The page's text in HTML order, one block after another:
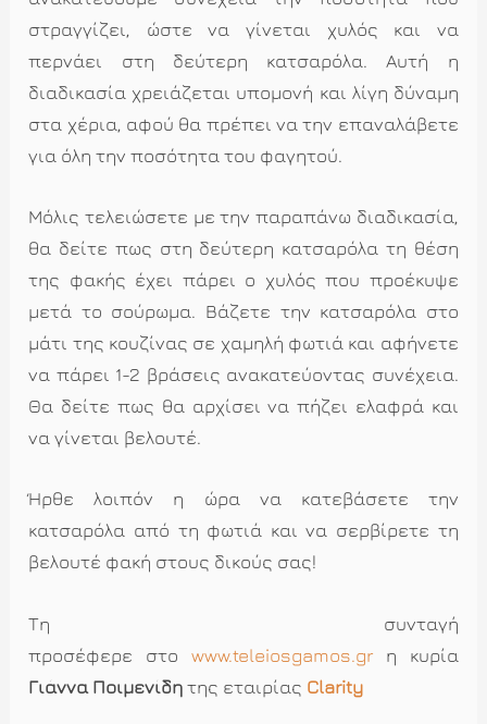
στραγγίζει, ώστε να γίνεται χυλός και να
περνάει στη δεύτερη κατσαρόλα. Αυτή η
διαδικασία χρειάζεται υπομονή και λίγη δύναμη
στα χέρια, αφού θα πρέπει να την επαναλάβετε
για όλη την ποσότητα του φαγητού.
Μόλις τελειώσετε με την παραπάνω διαδικασία,
θα δείτε πως στη δεύτερη κατσαρόλα τη θέση
της φακής έχει πάρει ο χυλός που προέκυψε
μετά το σούρωμα. Βάζετε την κατσαρόλα στο
μάτι της κουζίνας σε χαμηλή φωτιά και αφήνετε
να πάρει 1-2 βράσεις ανακατεύοντας συνέχεια.
Θα δείτε πως θα αρχίσει να πήζει ελαφρά και
να γίνεται βελουτέ.
Ήρθε λοιπόν η ώρα να κατεβάσετε την
κατσαρόλα από τη φωτιά και να σερβίρετε τη
βελουτέ φακή στους δικούς σας!
Τη συνταγή
προσέφερε στο www.teleiosgamos.gr η κυρία
Γιάννα Ποιμενίδη της εταιρίας Clarity